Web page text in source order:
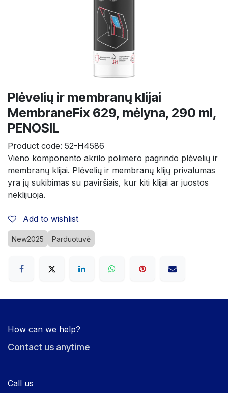
Plėvelių ir membranų klijai
MembraneFix 629, mėlyna, 290 ml,
PENOSIL
Product code: 52-H4586
Vieno komponento akrilo polimero pagrindo plėvelių ir
membranų klijai. Plėvelių ir membranų klijų privalumas
yra jų sukibimas su paviršiais, kur kiti klijai ar juostos
neklijuoja.
Add to wishlist
New2025 Parduotuvė
How can we help?
Contact us anytime
Call us